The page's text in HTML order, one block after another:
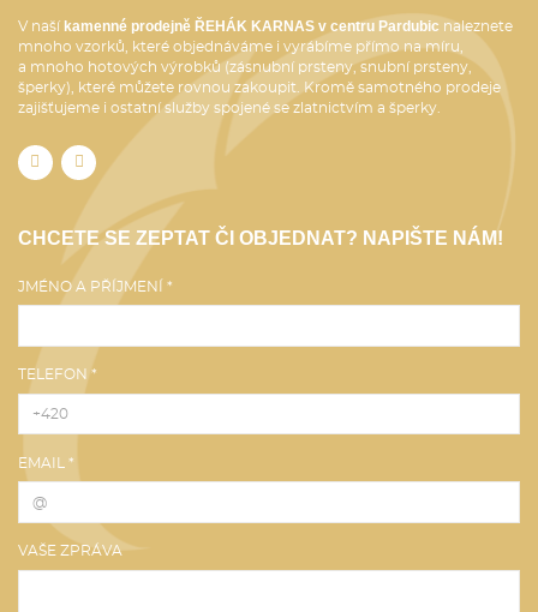
V naší kamenné prodejně ŘEHÁK KARNAS v centru Pardubic naleznete
mnoho vzorků, které objednáváme i vyrábíme přímo na míru,
a mnoho hotových výrobků (zásnubní prsteny, snubní prsteny,
šperky), které můžete rovnou zakoupit. Kromě samotného prodeje
zajišťujeme i ostatní služby spojené se zlatnictvím a šperky.
CHCETE SE ZEPTAT ČI OBJEDNAT? NAPIŠTE NÁM!
JMÉNO A PŘÍJMENÍ *
TELEFON *
EMAIL *
VAŠE ZPRÁVA